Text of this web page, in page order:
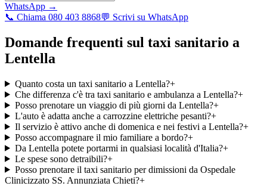
WhatsApp →
📞 Chiama 080 403 8868💬 Scrivi su WhatsApp
Domande frequenti sul taxi sanitario a
Lentella
Quanto costa un taxi sanitario a Lentella?+
Che differenza c'è tra taxi sanitario e ambulanza a Lentella?+
Posso prenotare un viaggio di più giorni da Lentella?+
L'auto è adatta anche a carrozzine elettriche pesanti?+
Il servizio è attivo anche di domenica e nei festivi a Lentella?+
Posso accompagnare il mio familiare a bordo?+
Da Lentella potete portarmi in qualsiasi località d'Italia?+
Le spese sono detraibili?+
Posso prenotare il taxi sanitario per dimissioni da Ospedale
Clinicizzato SS. Annunziata Chieti?+